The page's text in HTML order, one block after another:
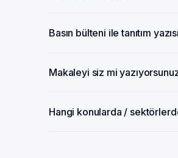
Basın bülteni ile tanıtım
Makaleyi siz mi
Hangi konularda /